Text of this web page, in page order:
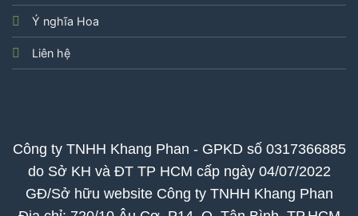
Ý nghĩa Hoa
Liên hệ
Công ty TNHH Khang Phan - GPKD số 0317366885
do Sở KH và ĐT TP HCM cấp ngày 04/07/2022
GĐ/Sở hữu website Công ty TNHH Khang Phan